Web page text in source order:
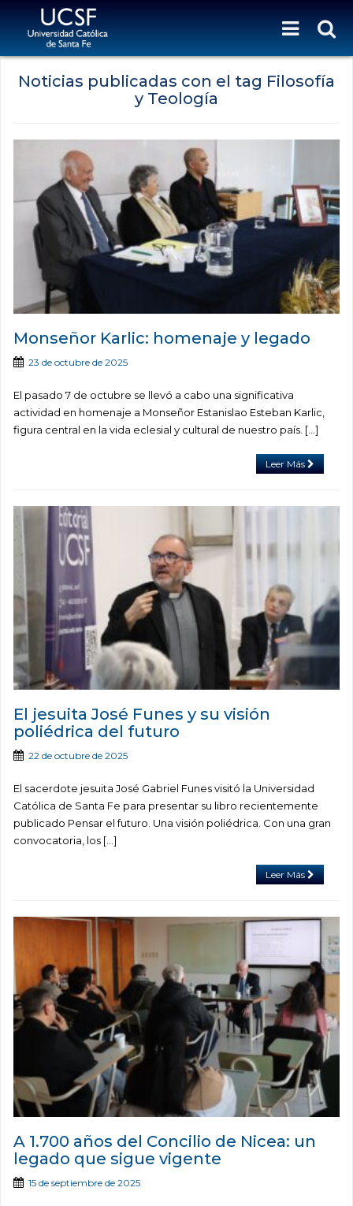
Noticias publicadas con el tag Filosofía
y Teología
Monseñor Karlic: homenaje y legado
23 de octubre de 2025
El pasado 7 de octubre se llevó a cabo una significativa
actividad en homenaje a Monseñor Estanislao Esteban Karlic,
figura central en la vida eclesial y cultural de nuestro país. […]
Leer Más
El jesuita José Funes y su visión
poliédrica del futuro
22 de octubre de 2025
El sacerdote jesuita José Gabriel Funes visitó la Universidad
Católica de Santa Fe para presentar su libro recientemente
publicado Pensar el futuro. Una visión poliédrica. Con una gran
convocatoria, los […]
Leer Más
A 1.700 años del Concilio de Nicea: un
legado que sigue vigente
15 de septiembre de 2025